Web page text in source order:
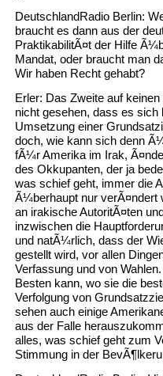
DeutschlandRadio Berlin:
braucht es dann aus der
PraktikabilitÃ¤t der Hilfe
Mandat, oder braucht man
Wir haben Recht gehabt?
Erler: Das Zweite auf
nicht gesehen, dass es sich
Umsetzung einer
doch, wie kann sich denn
fÃ¼r Amerika im Irak,
des Okkupanten, der ja
was schief geht, immer die
Ã¼berhaupt nur verÃ¤ndert
an irakische AutoritÃ¤ten
inzwischen die
und natÃ¼rlich, dass der
gestellt wird, vor allen
Verfassung und von
Besten kann, wo sie die
Verfolgung von
sehen auch einige
aus der Falle
alles, was schief geht zum
Stimmung in der